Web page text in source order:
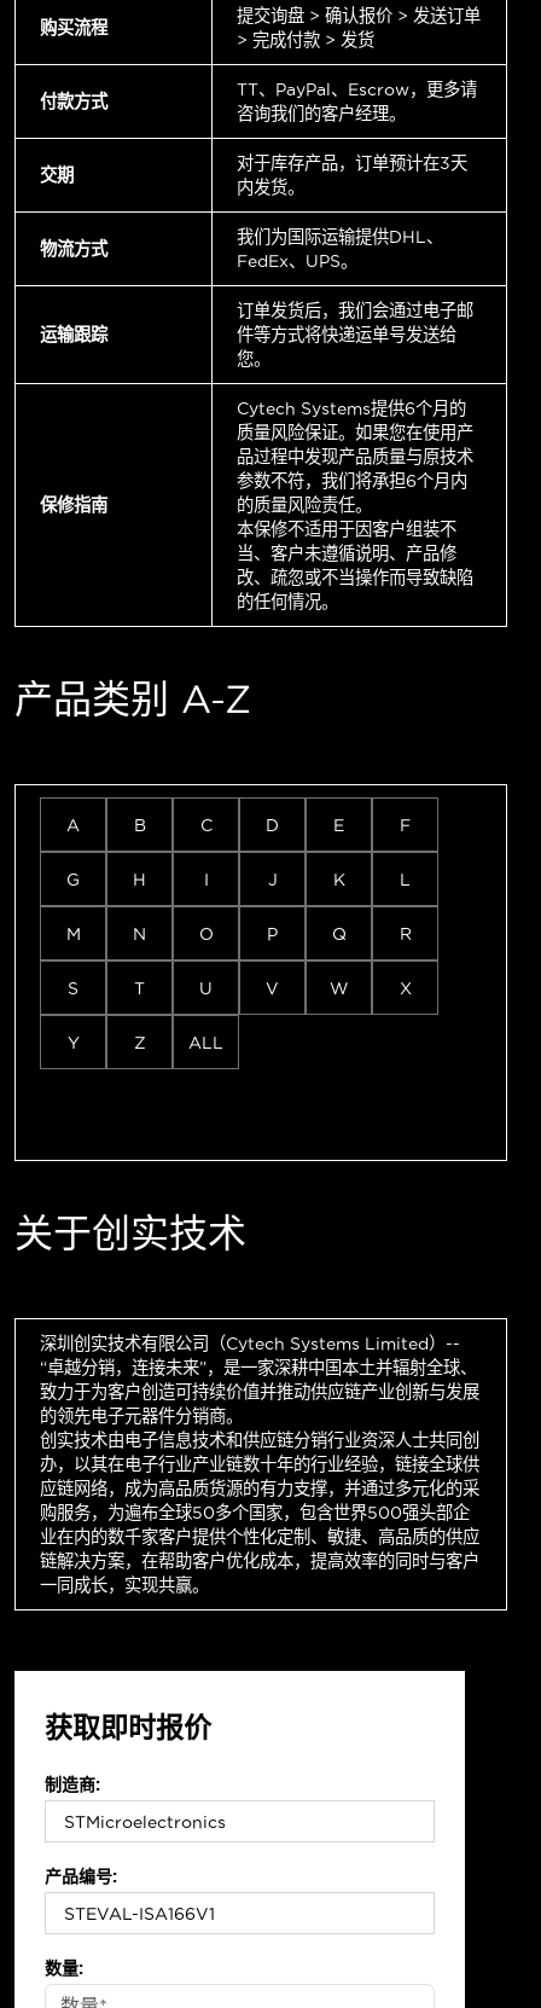
购买流程
提交询盘 > 确认报价 > 发送订单
> 完成付款 > 发货
付款方式
TT、PayPal、Escrow，更多请
咨询我们的客户经理。
交期
对于库存产品，订单预计在3天
内发货。
物流方式
我们为国际运输提供DHL、
FedEx、UPS。
运输跟踪
订单发货后，我们会通过电子邮
件等方式将快递运单号发送给
您。
保修指南
Cytech Systems提供6个月的
质量风险保证。如果您在使用产
品过程中发现产品质量与原技术
参数不符，我们将承担6个月内
的质量风险责任。
本保修不适用于因客户组装不
当、客户未遵循说明、产品修
改、疏忽或不当操作而导致缺陷
的任何情况。
产品类别 A-Z
A B C D E F
G H I J K L
M N O P Q R
S T U V W X
Y Z ALL
关于创实技术
深圳创实技术有限公司（Cytech Systems Limited）--
“卓越分销，连接未来”，是一家深耕中国本土并辐射全球、
致力于为客户创造可持续价值并推动供应链产业创新与发展
的领先电子元器件分销商。
创实技术由电子信息技术和供应链分销行业资深人士共同创
办，以其在电子行业产业链数十年的行业经验，链接全球供
应链网络，成为高品质货源的有力支撑，并通过多元化的采
购服务，为遍布全球50多个国家，包含世界500强头部企
业在内的数千家客户提供个性化定制、敏捷、高品质的供应
链解决方案，在帮助客户优化成本，提高效率的同时与客户
一同成长，实现共赢。
获取即时报价
制造商:
产品编号:
数量: